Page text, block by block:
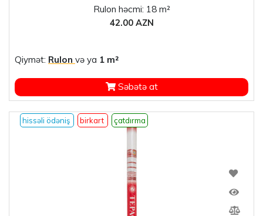
Rulon həcmi: 18 m²
42.00 AZN
Qiymət: Rulon və ya 1 m²
Səbətə at
hissəli ödəniş birkart çatdırma